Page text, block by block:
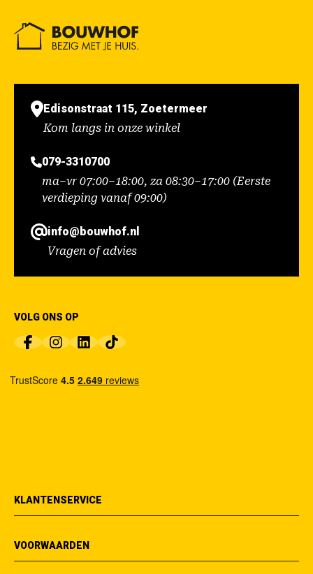
Edisonstraat 115, Zoetermeer
Kom langs in onze winkel
079-3310700
ma–vr 07:00–18:00, za 08:30–17:00 (Eerste
verdieping vanaf 09:00)
info@bouwhof.nl
Vragen of advies
VOLG ONS OP
KLANTENSERVICE
VOORWAARDEN